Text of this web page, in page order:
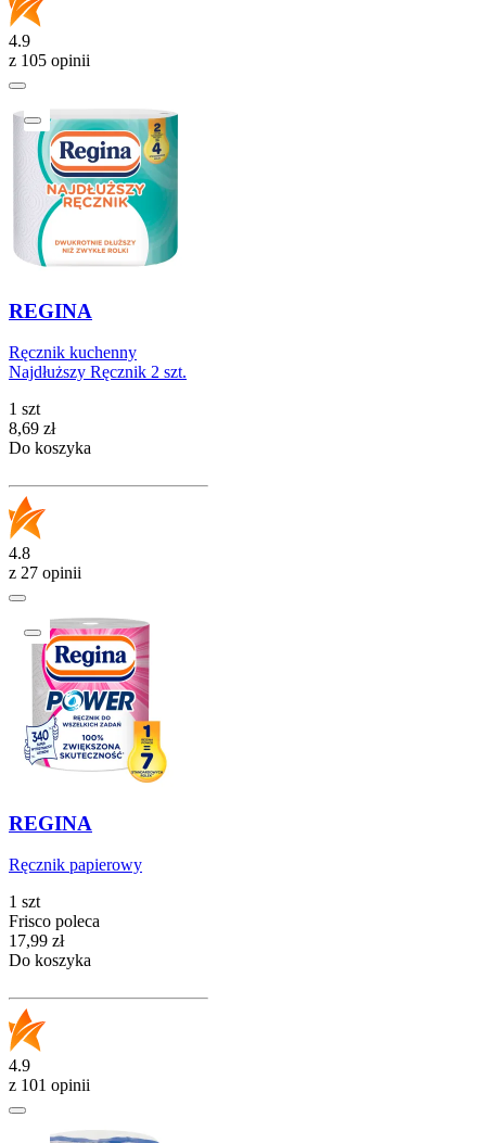
4.9
z 105 opinii
REGINA
Ręcznik kuchenny
Najdłuższy Ręcznik 2 szt.
1 szt
Cena
8,69 zł
Do koszyka
4.8
z 27 opinii
REGINA
Ręcznik papierowy
1 szt
Frisco poleca
Cena
17,99 zł
Do koszyka
4.9
z 101 opinii